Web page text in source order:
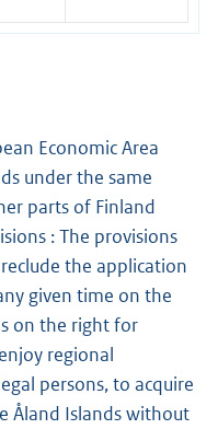
Economic Area
under the same
parts of Finland
: The provisions
the application
given time on the
on the right for
regional
persons, to acquire
Åland Islands without